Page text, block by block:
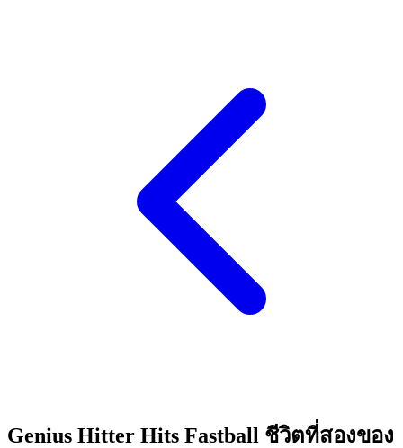
Genius Hitter Hits Fastball ชีวิตที่สองของ